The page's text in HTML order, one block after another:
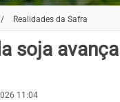
/ Realidades da Safra
soja
11:04